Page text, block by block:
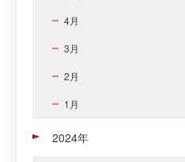
4月
3月
2月
1月
2024年